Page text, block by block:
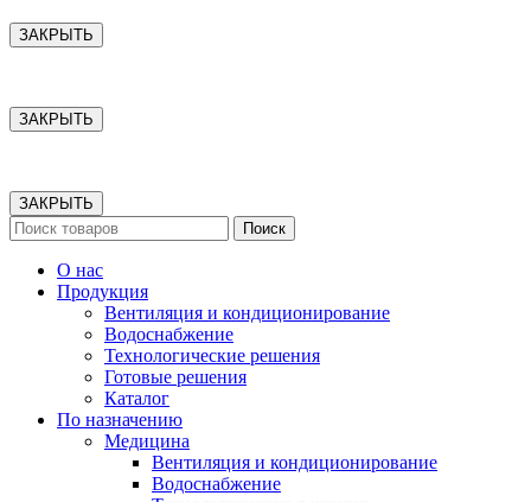
ЗАКРЫТЬ
ЗАКРЫТЬ
ЗАКРЫТЬ
Поиск
О нас
Продукция
Вентиляция и кондиционирование
Водоснабжение
Технологические решения
Готовые решения
Каталог
По назначению
Медицина
Вентиляция и кондиционирование
Водоснабжение